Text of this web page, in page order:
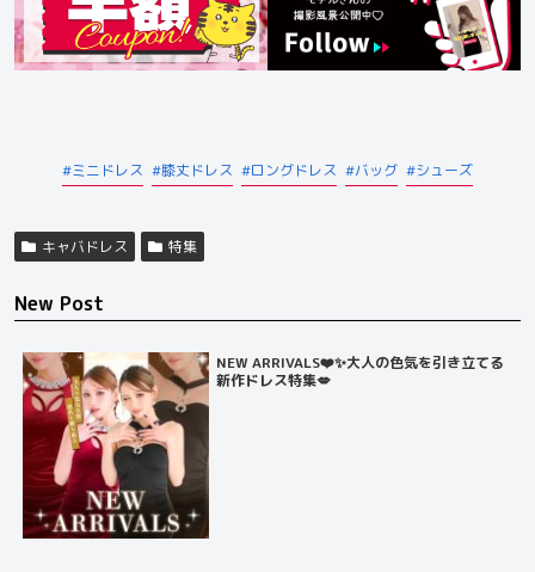
ミニドレス 膝丈ドレス ロングドレス バッグ シューズ
キャバドレス 特集
New Post
NEW ARRIVALS❤️✨大人の色気を引き立てる
新作ドレス特集💋